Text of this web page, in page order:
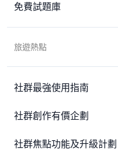
免費試題庫
旅遊熱點
社群最強使用指南
社群創作有價企劃
社群焦點功能及升級計劃